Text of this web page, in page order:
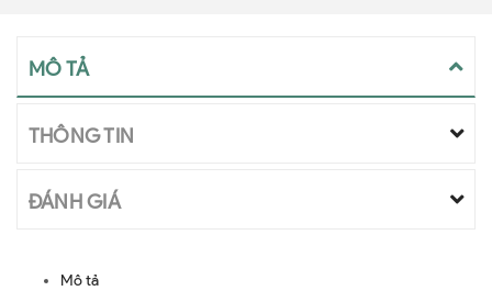
MÔ TẢ
THÔNG TIN
ĐÁNH GIÁ
Mô tả